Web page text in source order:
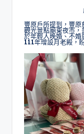
豐原戶所提到，豐
觀光景點廟東夜市
於年輕人晚婚、不
111年增設月老殿，